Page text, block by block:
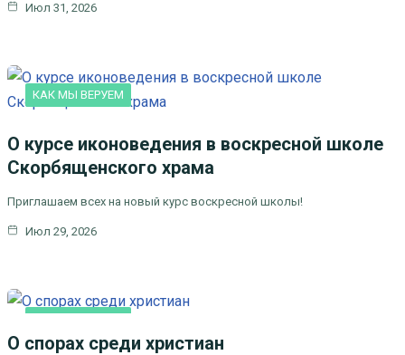
Июл 31, 2026
КАК МЫ ВЕРУЕМ
О курсе иконоведения в воскресной школе
Скорбященского храма
Приглашаем всех на новый курс воскресной школы!
Июл 29, 2026
О спорах среди христиан